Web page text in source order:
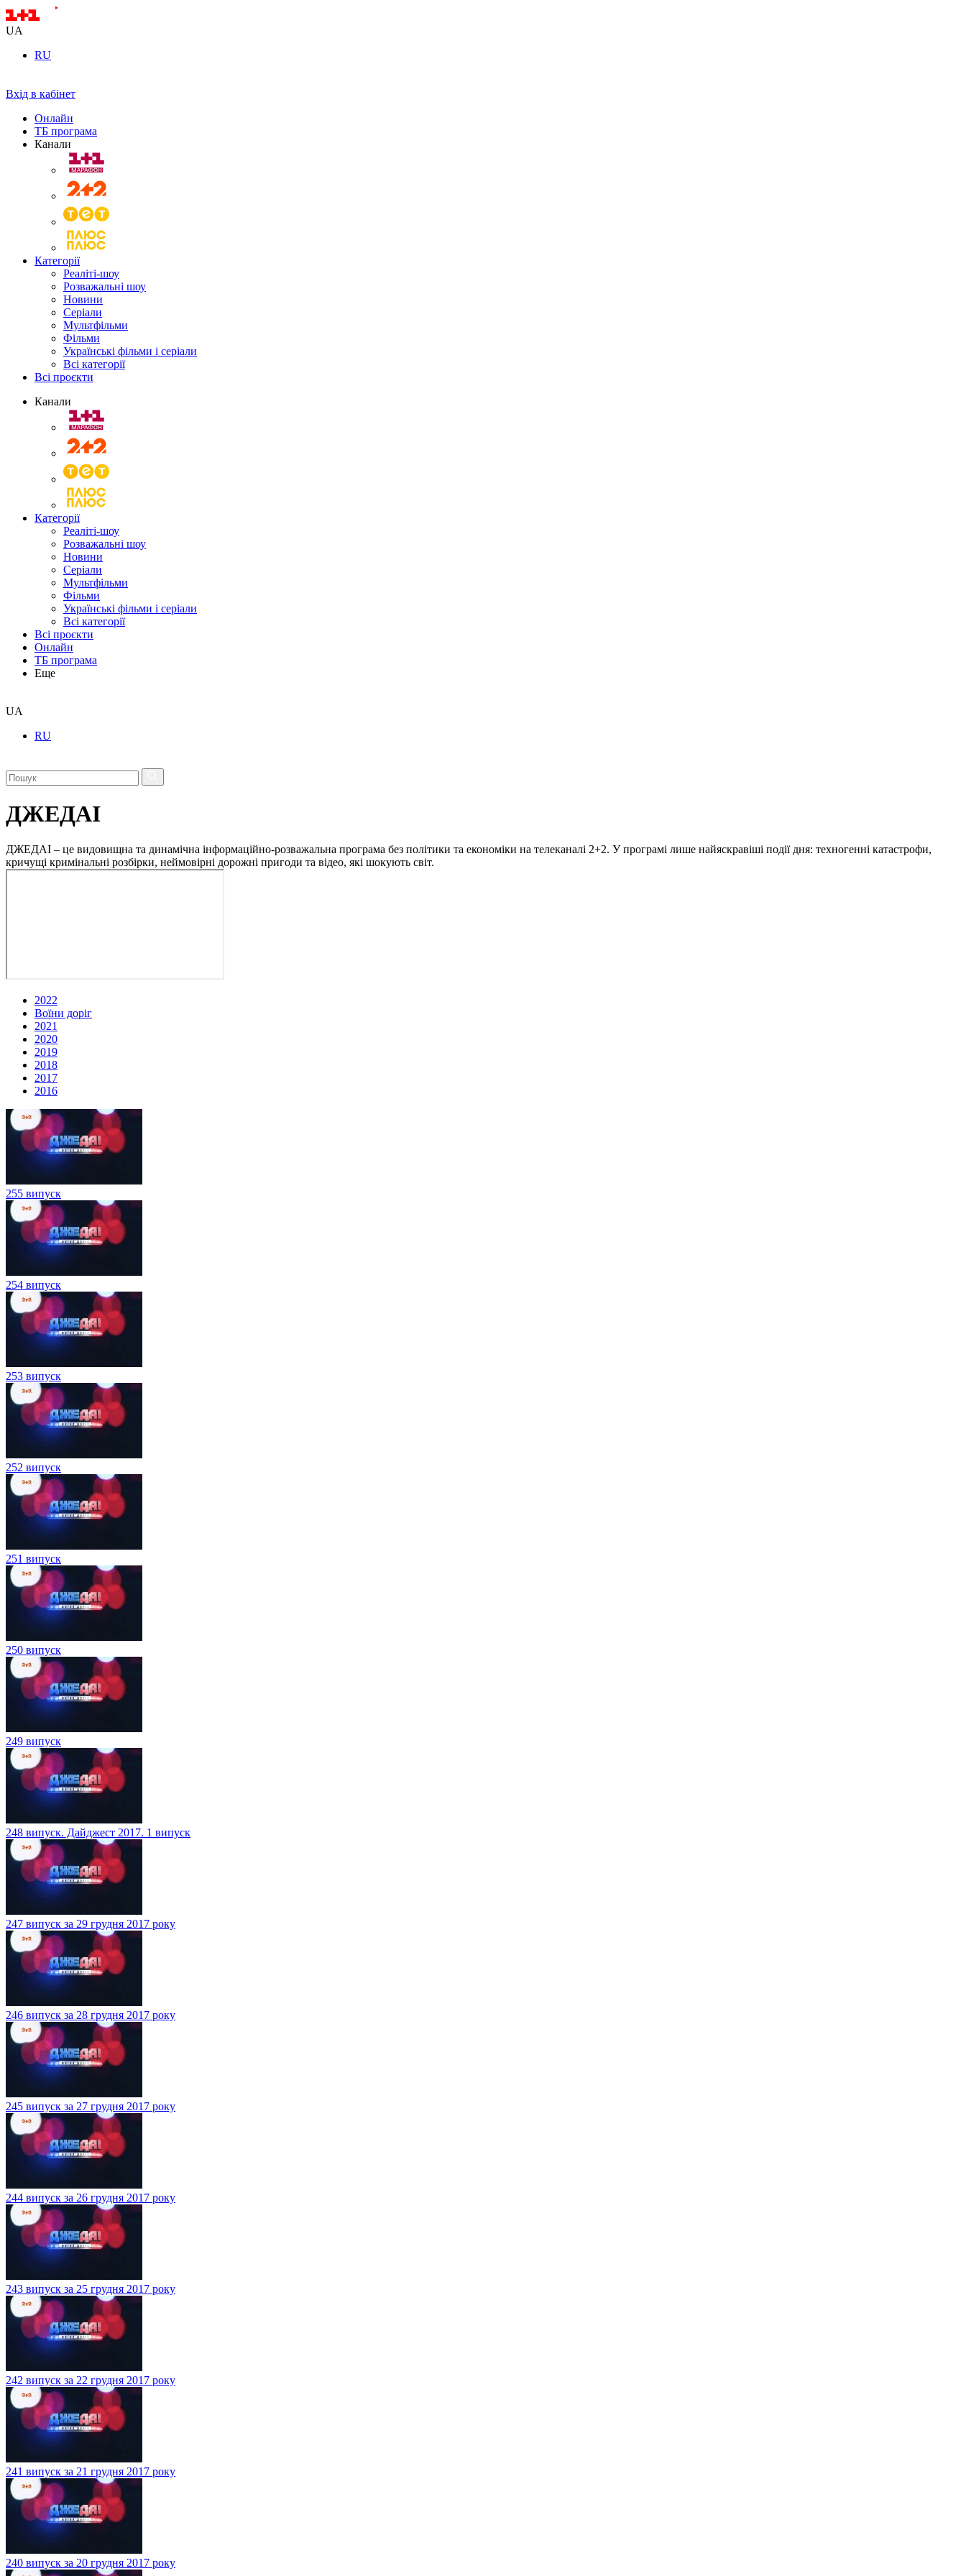
UA
RU
Вхід в кабінет
Онлайн
ТБ програма
Канали
Категорії
Реаліті-шоу
Розважальні шоу
Новини
Серіали
Мультфільми
Фільми
Українські фільми і серіали
Всі категорії
Всі проєкти
Канали
Категорії
Реаліті-шоу
Розважальні шоу
Новини
Серіали
Мультфільми
Фільми
Українські фільми і серіали
Всі категорії
Всі проєкти
Онлайн
ТБ програма
Еще
UA
RU
ДЖЕДАІ
ДЖЕДАІ – це видовищна та динамічна інформаційно-розважальна програма без політики та економіки на телеканалі 2+2. У програмі лише найяскравіші події дня: техногенні катастрофи,
кричущі кримінальні розбірки, неймовірні дорожні пригоди та відео, які шокують світ.
2022
Воїни доріг
2021
2020
2019
2018
2017
2016
255 випуск
254 випуск
253 випуск
252 випуск
251 випуск
250 випуск
249 випуск
248 випуск. Дайджест 2017. 1 випуск
247 випуск за 29 грудня 2017 року
246 випуск за 28 грудня 2017 року
245 випуск за 27 грудня 2017 року
244 випуск за 26 грудня 2017 року
243 випуск за 25 грудня 2017 року
242 випуск за 22 грудня 2017 року
241 випуск за 21 грудня 2017 року
240 випуск за 20 грудня 2017 року